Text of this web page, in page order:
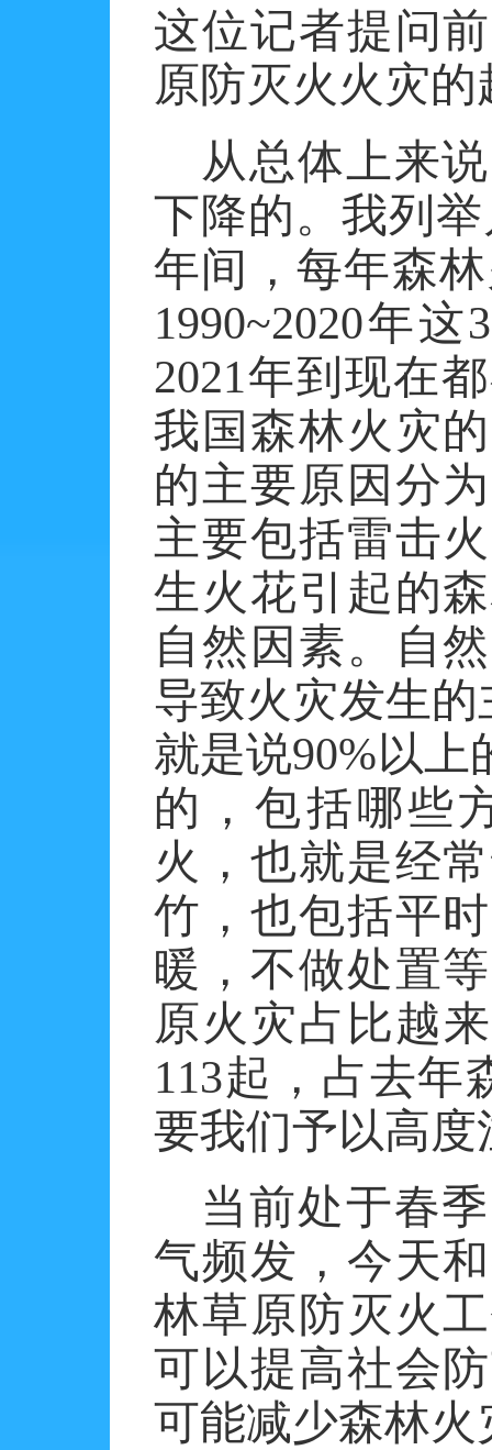
这位记者提问
原防灭火火灾的
从总体上来
下降的。我列
年间，每年森
1990~2020年
2021年到现在
我国森林火灾
的主要原因分
主要包括雷击
生火花引起的
自然因素。自
导致火灾发生
就是说90%以
的，包括哪些
火，也就是经
竹，也包括平
暖，不做处置
原火灾占比越
113起，占去年
要我们予以高
当前处于春
气频发，今天
林草原防灭火
可以提高社会
可能减少森林